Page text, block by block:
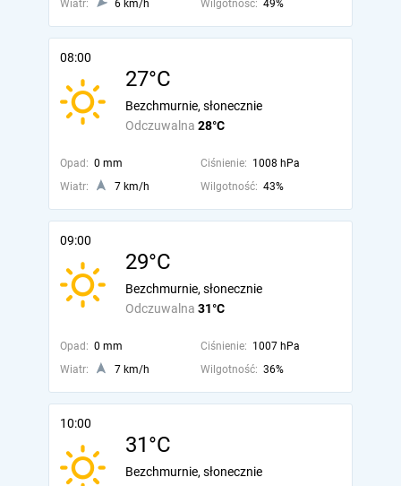
Wiatr: 6 km/h Wilgotność: 49%
08:00
27°C
Odczuwalna 28°C
Bezchmurnie, słonecznie
Opad: 0 mm Ciśnienie: 1008 hPa
Wiatr:
7 km/h Wilgotność: 43%
09:00
29°C
Odczuwalna 31°C
Bezchmurnie, słonecznie
Opad: 0 mm Ciśnienie: 1007 hPa
Wiatr:
7 km/h Wilgotność: 36%
10:00
31°C
Bezchmurnie, słonecznie